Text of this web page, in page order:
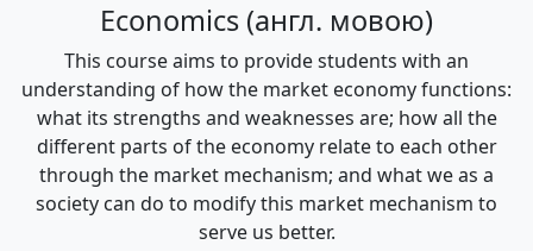
Economics (англ. мовою)
This course aims to provide students with an
understanding of how the market economy functions:
what its strengths and weaknesses are; how all the
different parts of the economy relate to each other
through the market mechanism; and what we as a
society can do to modify this market mechanism to
serve us better.